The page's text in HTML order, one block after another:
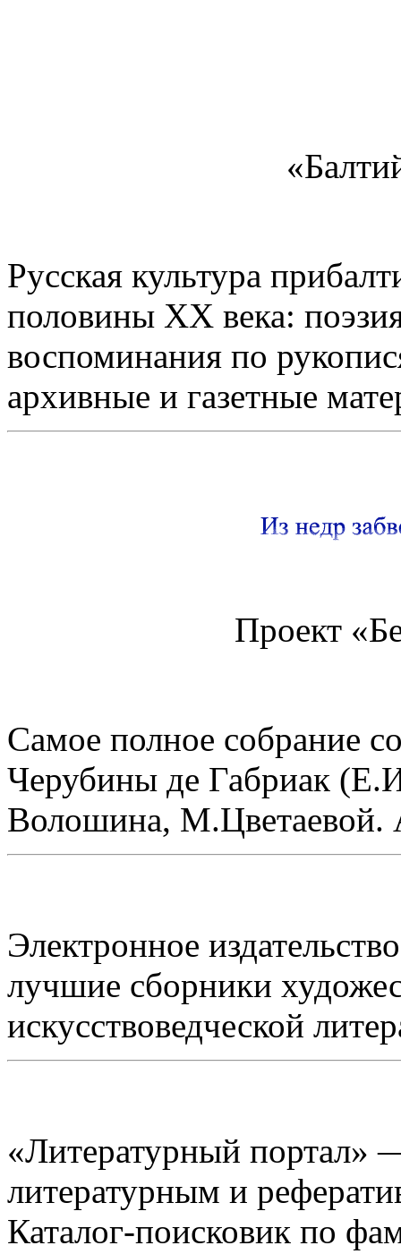
Русская культура
половины XX века:
воспоминания по
архивные и газетные
Проект
Самое полное собрание
Черубины де Габриак
Волошина,
Электронное
лучшие сборники
искусствоведческой
«Литературный портал»
литературным и
Каталог-поисковик по